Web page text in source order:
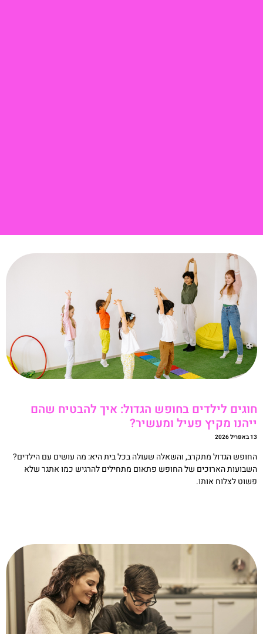
לילדים בחופש הגדול: איך להבטיח שהם
מקיץ פעיל ומעשיר?
הגדול מתקרב, והשאלה שעולה בכל בית היא: מה עושים עם הילדים?
הארוכים של החופש פתאום מתחילים להרגיש כמו אתגר שלא
לצלוח אותו.